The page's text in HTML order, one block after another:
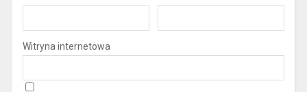
Witryna internetowa